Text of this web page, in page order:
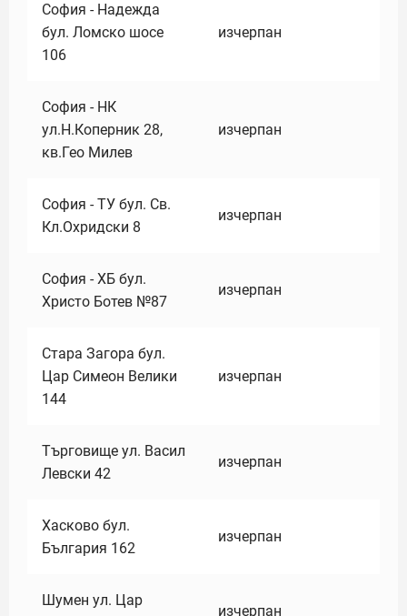
София - Надежда
бул. Ломско шосе
106
изчерпан
София - НК
ул.Н.Коперник 28,
кв.Гео Милев
изчерпан
София - ТУ бул. Св.
Кл.Охридски 8
изчерпан
София - ХБ бул.
Христо Ботев №87
изчерпан
Стара Загора бул.
Цар Симеон Велики
144
изчерпан
Търговище ул. Васил
Левски 42
изчерпан
Хасково бул.
България 162
изчерпан
Шумен ул. Цар
изчерпан